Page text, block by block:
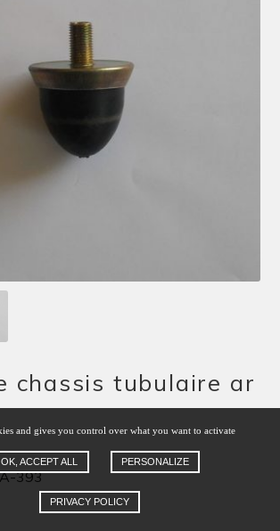
chassis tubulaire ar
393
and gives you control over what you want to activate
ACCEPT ALL PERSONALIZE
PRIVACY POLICY